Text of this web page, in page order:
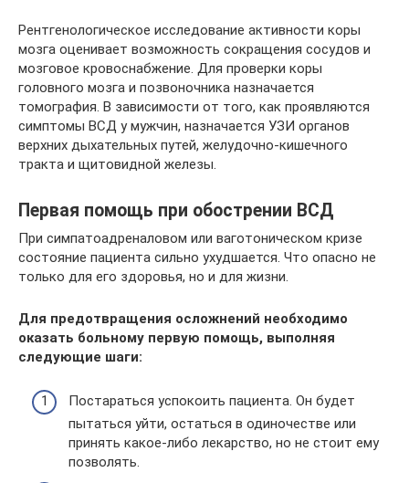
Рентгенологическое исследование активности коры
мозга оценивает возможность сокращения сосудов и
мозговое кровоснабжение. Для проверки коры
головного мозга и позвоночника назначается
томография. В зависимости от того, как проявляются
симптомы ВСД у мужчин, назначается УЗИ органов
верхних дыхательных путей, желудочно-кишечного
тракта и щитовидной железы.
Первая помощь при обострении ВСД
При симпатоадреналовом или ваготоническом кризе
состояние пациента сильно ухудшается. Что опасно не
только для его здоровья, но и для жизни.
Для предотвращения осложнений необходимо
оказать больному первую помощь, выполняя
следующие шаги:
Постараться успокоить пациента. Он будет
пытаться уйти, остаться в одиночестве или
принять какое-либо лекарство, но не стоит ему
позволять.